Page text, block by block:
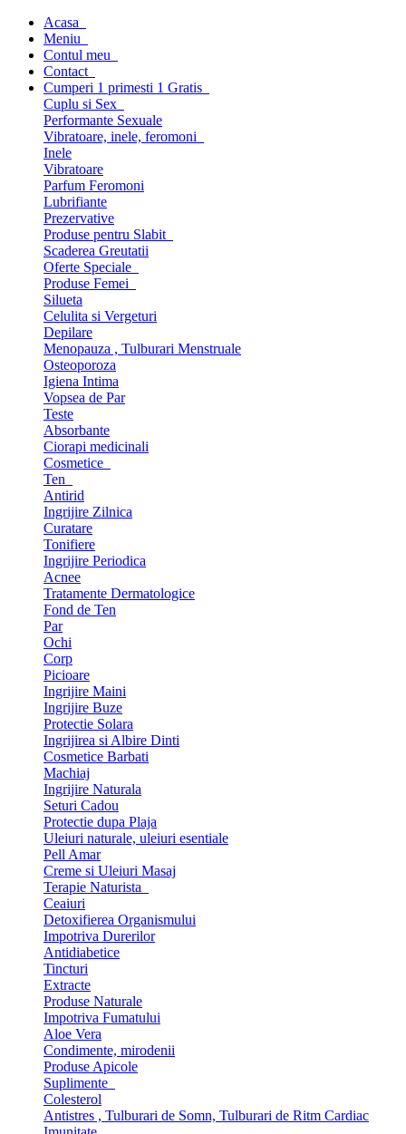
Acasa
Meniu
Contul meu
Contact
Cumperi 1 primesti 1 Gratis
Cuplu si Sex
Performante Sexuale
Vibratoare, inele, feromoni
Inele
Vibratoare
Parfum Feromoni
Lubrifiante
Prezervative
Produse pentru Slabit
Scaderea Greutatii
Oferte Speciale
Produse Femei
Silueta
Celulita si Vergeturi
Depilare
Menopauza , Tulburari Menstruale
Osteoporoza
Igiena Intima
Vopsea de Par
Teste
Absorbante
Ciorapi medicinali
Cosmetice
Ten
Antirid
Ingrijire Zilnica
Curatare
Tonifiere
Ingrijire Periodica
Acnee
Tratamente Dermatologice
Fond de Ten
Par
Ochi
Corp
Picioare
Ingrijire Maini
Ingrijire Buze
Protectie Solara
Ingrijirea si Albire Dinti
Cosmetice Barbati
Machiaj
Ingrijire Naturala
Seturi Cadou
Protectie dupa Plaja
Uleiuri naturale, uleiuri esentiale
Pell Amar
Creme si Uleiuri Masaj
Terapie Naturista
Ceaiuri
Detoxifierea Organismului
Impotriva Durerilor
Antidiabetice
Tincturi
Extracte
Produse Naturale
Impotriva Fumatului
Aloe Vera
Condimente, mirodenii
Produse Apicole
Suplimente
Colesterol
Antistres , Tulburari de Somn, Tulburari de Ritm Cardiac